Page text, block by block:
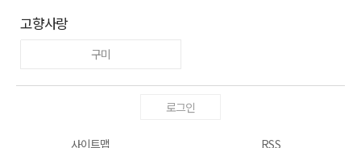
고향사랑
구미
로그인
사이트맵 RSS